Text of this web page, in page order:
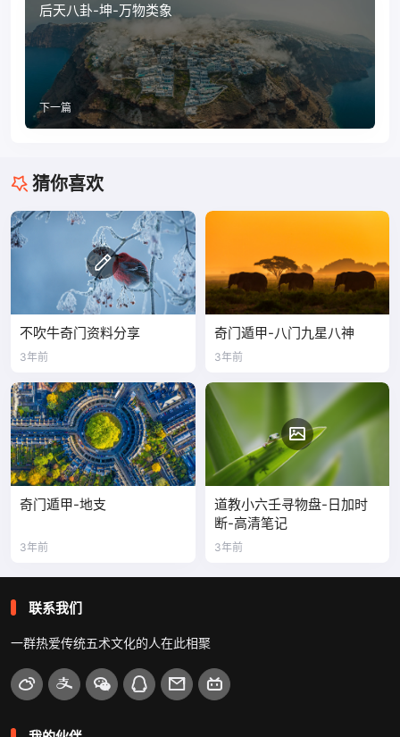
后天八卦-坤-万物类象
下一篇
猜你喜欢
不吹牛奇门资料分享
3年前
奇门遁甲-八门九星八神
3年前
奇门遁甲-地支
3年前
道教小六壬寻物盘-日加时
断-高清笔记
3年前
联系我们
一群热爱传统五术文化的人在此相聚